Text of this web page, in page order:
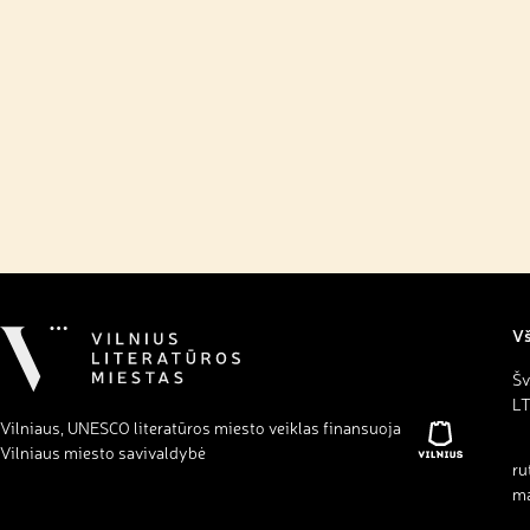
Vilniaus, UNESCO literatūros miesto veiklas finansuoja
Vilniaus miesto savivaldybė